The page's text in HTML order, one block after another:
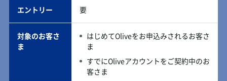
エントリー 要
対象のお客さ
ま
はじめてOliveをお申込みされるお客さ
ま
すでにOliveアカウントをご契約中のお
客さま